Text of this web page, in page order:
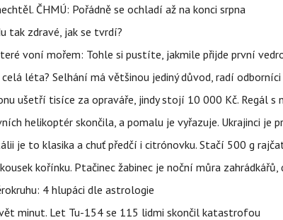
ČHMÚ: Pořádně se ochladí až na konci srpna
tak zdravé, jak se tvrdí?
voní mořem: Tohle si pustíte, jakmile přijde první
léta? Selhání má většinou jediný důvod, radí odborníci
ušetří tisíce za opraváře, jindy stojí 10 000 Kč. Regál s
helikoptér skončila, a pomalu je vyřazuje. Ukrajinci je
je to klasika a chuť předčí i citrónovku. Stačí 500 g
kořínku. Ptačinec žabinec je noční můra
4 hlupáci dle astrologie
minut. Let Tu-154 se 115 lidmi skončil katastrofou